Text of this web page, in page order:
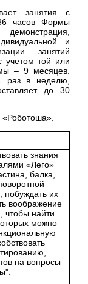
занятия с
часов Формы
и
занятий
учетом той или
– 9 месяцев.
раз в неделю,
до 30
«Роботоша».
знания
«Лего»
балка,
их
воображение
чтобы найти
можно
на вопросы